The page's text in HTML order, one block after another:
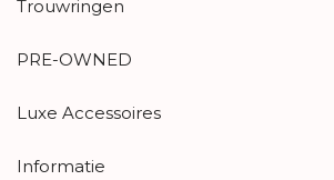
Trouwringen
PRE-OWNED
Luxe Accessoires
Informatie